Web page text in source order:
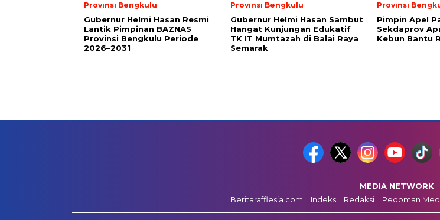
Provinsi Bengkulu
Gubernur Helmi Hasan Resmi
Lantik Pimpinan BAZNAS
Provinsi Bengkulu Periode
2026–2031
Provinsi Bengkulu
Gubernur Helmi Hasan Sambut
Hangat Kunjungan Edukatif
TK IT Mumtazah di Balai Raya
Semarak
Provinsi
Pimpin Apel
Sekdaprov
Kebun Bantu
MEDIA NETWORK
Beritarafflesia.com
Indeks Redaksi Pedoman